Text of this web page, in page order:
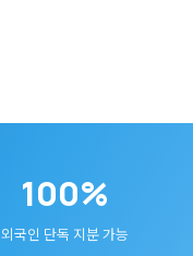
100%
외국인 단독 지분 가능